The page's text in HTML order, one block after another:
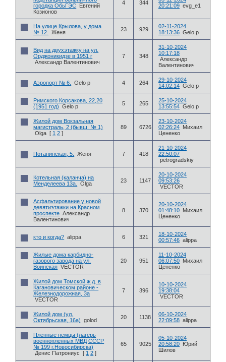
городка ОбьГЭС Евгений
Козионов
4 344
20:21:09 evg_e1
На улице Крылова, у дома
№ 12.
Женя 23 929
02-11-2024
18:13:36 Gelo p
Вид на двухэтажку на ул.
Орджоникидзе в 1951 г
Александр Валентинович
7 348
31-10-2024
10:17:18
Александр
Валентинович
Аэропорт № 6. Gelo p 4 264
29-10-2024
14:02:14 Gelo p
Римского Корсакова, 22,20
(1951 год)
Gelo p 5 265
25-10-2024
13:55:54 Gelo p
Жилой дом Вокзальная
магистраль, 2 (бывш. № 1)
Olga [ 1 2 ]
89 6726
23-10-2024
02:26:24 Михаил
Цененко
Потанинская, 5. Женя 7 418
21-10-2024
22:50:07
petrogradskiy
Котельная (каланча) на
Менделеева 13а.
Olga 23 1147
20-10-2024
09:53:26
VECTOR
Асфальтирование у новой
девятиэтажки на Красном
проспекте Александр
Валентинович
8 370
20-10-2024
01:48:10 Михаил
Цененко
кто и когда? alippa 6 321
18-10-2024
00:57:46 alippa
Жилые дома карбидно-
газового завода на ул.
Воинская VECTOR
20 951
11-10-2024
06:07:50 Михаил
Цененко
Жилой дом Томской ж.д. в
Кагановическом районе -
Железнодорожная, 3а
VECTOR
7 396
10-10-2024
19:38:04
VECTOR
Жилой дом (ул.
Октябрьская, 16а)
golod 20 1138
06-10-2024
22:09:58 alippa
Пленные немцы (лагерь
военнопленных МВД СССР
№ 199 г.Новосибирска)
Денис Патрониус
[ 1 2 ]
65 9025
05-10-2024
20:58:20 Юрий
Шилов